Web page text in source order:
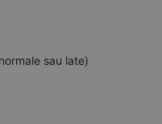
sau late)